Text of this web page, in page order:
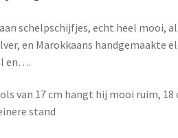
schelpschijfjes, echt heel mooi,
en Marokkaans handgemaakte
en….
van 17 cm hangt hij mooi ruim,
stand